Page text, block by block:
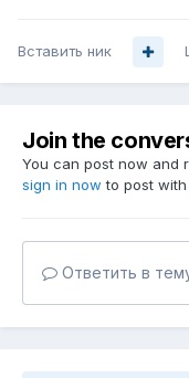
Вставить ник
Join the
You can post now and
sign in now to post
Ответить в